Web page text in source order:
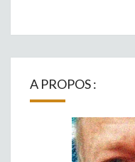
A PROPOS :